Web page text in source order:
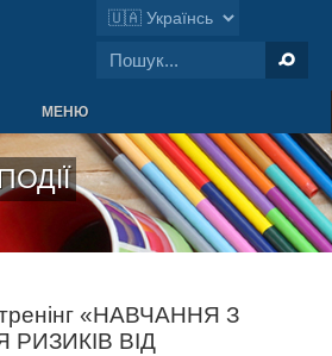
МЕНЮ
тренінг «НАВЧАННЯ З
ВІД